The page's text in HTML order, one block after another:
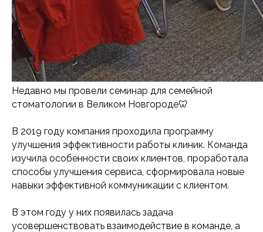
Недавно мы провели семинар для семейной
стоматологии в Великом Новгороде🦷
В 2019 году компания проходила программу
улучшения эффективности работы клиник. Команда
изучила особенности своих клиентов, проработала
способы улучшения сервиса, сформировала новые
навыки эффективной коммуникации с клиентом.
В этом году у них появилась задача
усовершенствовать взаимодействие в команде, а